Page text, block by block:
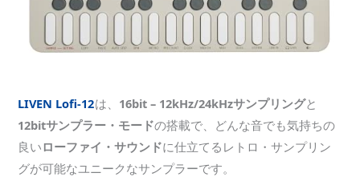
LIVEN Lofi-12は、 16bit – 12kHz/24kHzサンプリングと
12bitサンプラー・モードの搭載で、どんな音でも気持ちの
良い ローファイ・サウンドに仕立てるレトロ・サンプリン
グが可能なユニークなサンプラーです。